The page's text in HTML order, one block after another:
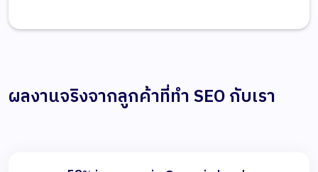
ผลงานจริงจากลูกค้าที่ทำ SEO กับเรา